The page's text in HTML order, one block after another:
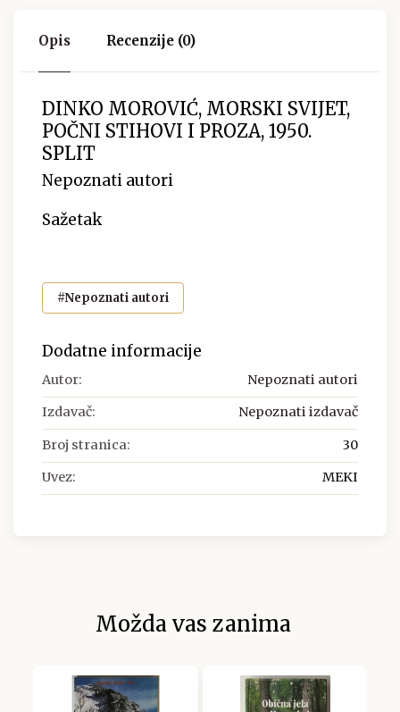
Opis Recenzije (0)
DINKO MOROVIĆ, MORSKI SVIJET,
POČNI STIHOVI I PROZA, 1950.
SPLIT
Nepoznati autori
Sažetak
#Nepoznati autori
Dodatne informacije
Autor: Nepoznati autori
Izdavač: Nepoznati izdavač
Broj stranica: 30
Uvez: MEKI
Možda vas zanima